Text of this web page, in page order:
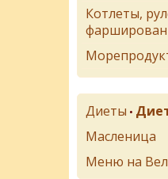
Котлеты,
Диеты •
Масленица
Меню на